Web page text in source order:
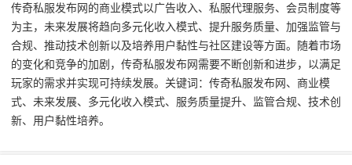
传奇私服发布网的商业模式以广告收入、私服代理服务、会员制度等
为主，未来发展将趋向多元化收入模式、提升服务质量、加强监管与
合规、推动技术创新以及培养用户黏性与社区建设等方面。随着市场
的变化和竞争的加剧，传奇私服发布网需要不断创新和进步，以满足
玩家的需求并实现可持续发展。关键词：传奇私服发布网、商业模
式、未来发展、多元化收入模式、服务质量提升、监管合规、技术创
新、用户黏性培养。